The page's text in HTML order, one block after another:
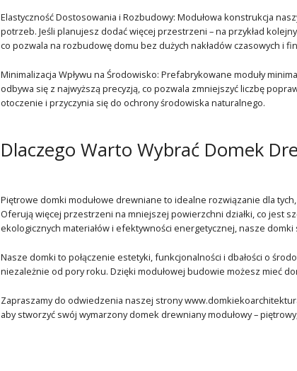
Elastyczność Dostosowania i Rozbudowy: Modułowa konstrukcja
potrzeb. Jeśli planujesz dodać więcej przestrzeni – na przykład
co pozwala na rozbudowę domu bez dużych nakładów czasowych i
Minimalizacja Wpływu na Środowisko: Prefabrykowane moduły
odbywa się z najwyższą precyzją, co pozwala zmniejszyć liczbę
otoczenie i przyczynia się do ochrony środowiska naturalnego.
Dlaczego Warto Wybrać Domek
Piętrowe domki modułowe drewniane to idealne rozwiązanie dla
Oferują więcej przestrzeni na mniejszej powierzchni działki, co jest
ekologicznych materiałów i efektywności energetycznej, nasze
Nasze domki to połączenie estetyki, funkcjonalności i dbałości o
niezależnie od pory roku. Dzięki modułowej budowie możesz mieć
Zapraszamy do odwiedzenia naszej strony
aby stworzyć swój wymarzony domek drewniany modułowy –